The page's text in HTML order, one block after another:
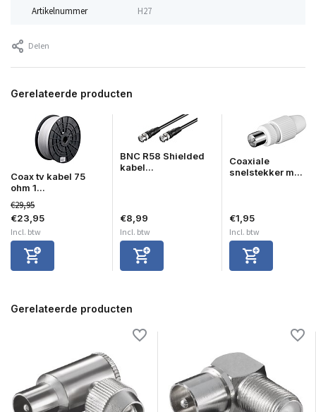
Artikelnummer H27
Delen
Gerelateerde producten
Coax tv kabel 75
ohm 1...
€29,95
€23,95
Incl. btw
BNC R58 Shielded
kabel...
€8,99
Incl. btw
Coaxiale
snelstekker m...
€1,95
Incl. btw
Gerelateerde producten